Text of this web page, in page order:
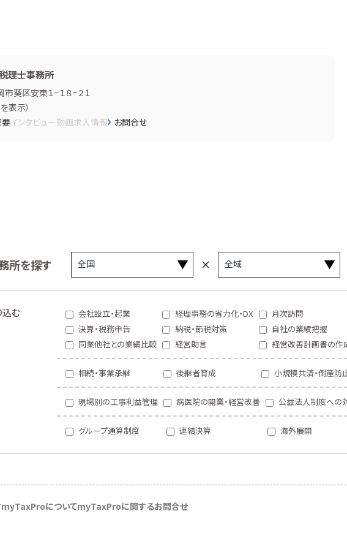
理士事務所
葵区安東１−１８−２１
表示）
要インタビュー動画求人情報 お問合せ
所を探す
込む 会社設立・起業 経理事務の省力化・DX
月次訪問
決算・税務申告
納税・節税対策
自社の業績把握
同業他社との業績比較
経営助言 経営改善計画書の作
相続・事業承継 後継者育成 小規模共済・倒産防
現場別の工事利益管理 病医院の開業・経営改善 公益法人制度への
グループ通算制度 連結決算 海外展開
myTaxProについてmyTaxProに関するお問合せ